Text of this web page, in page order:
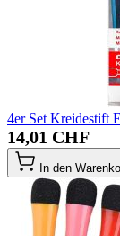
4er Set Kreidestift
14,01 CHF
In den